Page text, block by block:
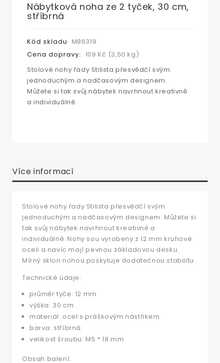
Nábytková noha ze 2 tyček, 30 cm,
stříbrná
Kód skladu
M86319
Cena dopravy: 109 Kč (3,50 kg)
Stolové nohy řady Stilista přesvědčí svým
jednoduchým a nadčasovým designem.
Můžete si tak svůj nábytek navrhnout kreativně
a individuálně.
Více informací
Stolové nohy řady Stilista přesvědčí svým
jednoduchým a nadčasovým designem. Můžete si
tak svůj nábytek navrhnout kreativně a
individuálně. Nohy sou vyrobeny z 12 mm kruhové
oceli a navíc mají pevnou základovou desku.
Mírný sklon nohou poskytuje dodatečnou stabilitu.
Technické údaje:
průměr tyče: 12 mm
výška: 30 cm
materiál: ocel s práškovým nástřikem
barva: stříbrná
velikost šroubu: M5 * 18 mm
Obsah balení: